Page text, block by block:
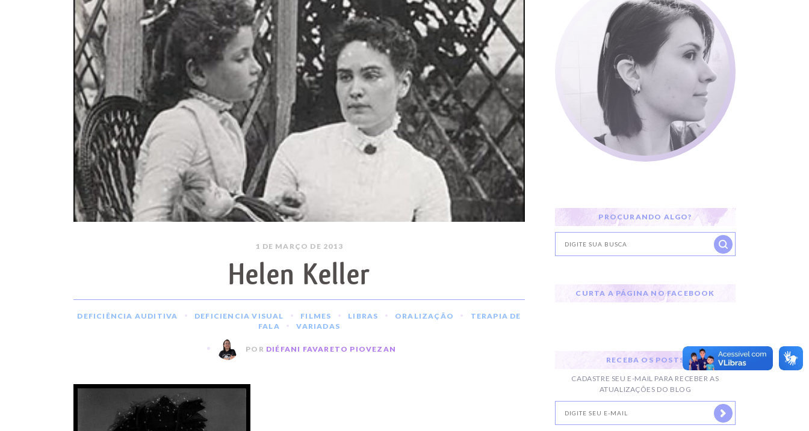
1 DE MARÇO DE 2013
Helen Keller
DEFICIÊNCIA AUDITIVA • DEFICIENCIA VISUAL • FILMES • LIBRAS • ORALIZAÇÃO •
TERAPIA DE
FALA
• VARIADAS
• POR DIÉFANI FAVARETO PIOVEZAN
PROCURANDO ALGO?
CURTA A PÁGINA NO FACEBOOK
RECEBA OS POSTS
CADASTRE SEU E-MAIL PARA RECEBER AS
ATUALIZAÇÕES DO BLOG